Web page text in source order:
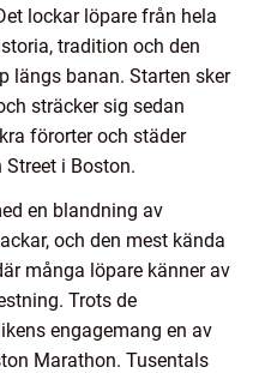
lockar löpare från hela
tradition och den
längs banan. Starten sker
sträcker sig sedan
förorter och städer
i Boston.
en blandning av
och den mest kända
många löpare känner av
Trots de
engagemang en av
Marathon. Tusentals